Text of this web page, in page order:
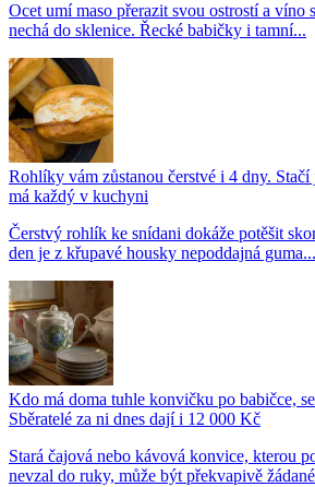
Ocet umí maso přerazit svou ostrostí a víno
nechá do sklenice. Řecké babičky i tamní...
Rohlíky vám zůstanou čerstvé i 4 dny.
má každý v kuchyni
Čerstvý rohlík ke snídani dokáže potěšit
den je z křupavé housky nepoddajná guma...
Kdo má doma tuhle konvičku po babičce,
Sběratelé za ni dnes dají i 12 000 Kč
Stará čajová nebo kávová konvice, kterou
nevzal do ruky, může být překvapivě